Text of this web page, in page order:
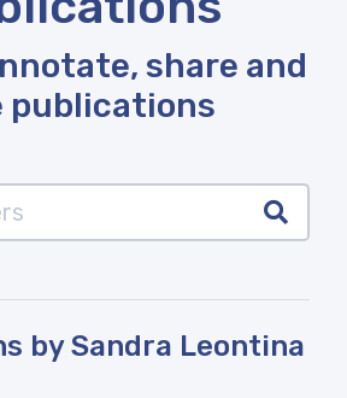
share and
publications
by Sandra Leontina